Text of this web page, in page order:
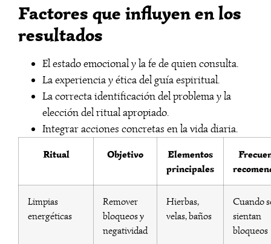
Factores que influyen en los
resultados
El estado emocional y la fe de quien consulta.
La experiencia y ética del guía espiritual.
La correcta identificación del problema y la
elección del ritual apropiado.
Integrar acciones concretas en la vida diaria.
Ritual
Objetivo
Elementos
principales
Limpias
energéticas
Remover
bloqueos y
negatividad
Hierbas,
velas, baños
Cuando
sientan
bloqueos